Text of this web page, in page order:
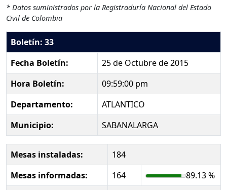
* Datos suministrados por la Registraduría Nacional del Estado
Civil de Colombia
Boletín: 33
Fecha Boletín:
25 de Octubre de 2015
Hora Boletín:
09:59:00 pm
Departamento:
ATLANTICO
Municipio:
SABANALARGA
Mesas instaladas:
184
Mesas informadas:
164
89.13 %